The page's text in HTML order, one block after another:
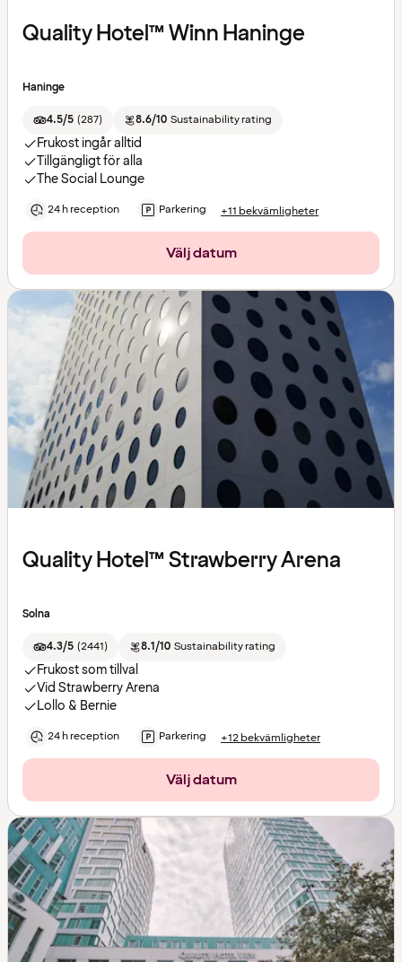
Quality Hotel™ Winn Haninge
Haninge
4.5/5 (287) 8.6/10 Sustainability rating
Frukost ingår alltid
Tillgängligt för alla
The Social Lounge
24 h reception Parkering +11 bekvämligheter
Välj datum
Quality Hotel™ Strawberry Arena
Solna
4.3/5 (2441) 8.1/10 Sustainability rating
Frukost som tillval
Vid Strawberry Arena
Lollo & Bernie
24 h reception Parkering +12 bekvämligheter
Välj datum